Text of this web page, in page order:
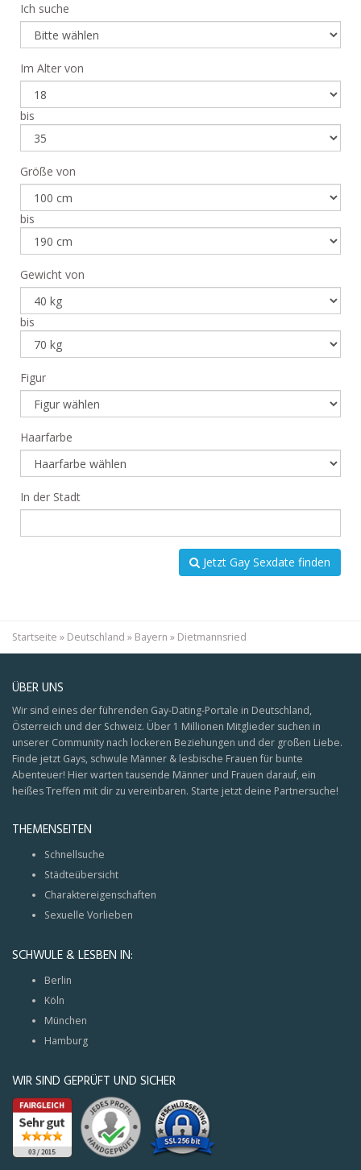
Ich suche
Im Alter von
bis
Größe von
bis
Gewicht von
bis
Figur
Haarfarbe
In der Stadt
Jetzt Gay Sexdate finden
Startseite » Deutschland » Bayern » Dietmannsried
ÜBER UNS
Wir sind eines der führenden Gay-Dating-Portale in Deutschland,
Österreich und der Schweiz. Über 1 Millionen Mitglieder suchen in
unserer Community nach lockeren Beziehungen und der großen Liebe.
Finde jetzt Gays, schwule Männer & lesbische Frauen für bunte
Abenteuer! Hier warten tausende Männer und Frauen darauf, ein
heißes Treffen mit dir zu vereinbaren. Starte jetzt deine Partnersuche!
THEMENSEITEN
Schnellsuche
Städteübersicht
Charaktereigenschaften
Sexuelle Vorlieben
SCHWULE & LESBEN IN:
Berlin
Köln
München
Hamburg
WIR SIND GEPRÜFT UND SICHER